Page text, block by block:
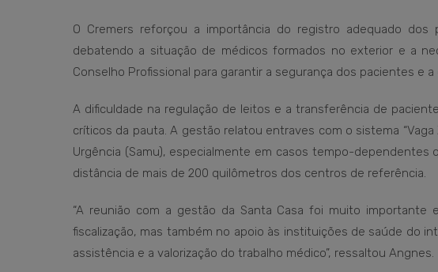
O Cremers reforçou a importância do registro adequado dos
debatendo a situação de médicos formados no exterior e a
Conselho Profissional para garantir a segurança dos pacientes e
A dificuldade na regulação de leitos e a transferência de
críticos da pauta. A gestão relatou entraves com o sistema
Urgência (Samu), especialmente em casos tempo-
distância de mais de 200 quilômetros dos centros de referência.
“A reunião com a gestão da Santa Casa foi muito
fiscalização, mas também no apoio às instituições de saúde do
assistência e a valorização do trabalho médico”, ressaltou Angnes.